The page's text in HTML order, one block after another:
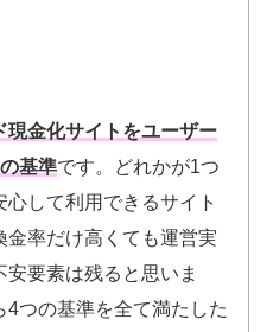
現金化サイトをユーザー
基準です。
どれかが1つ
して利用できるサイト
金率だけ高くても運営実
要素は残ると思いま
つの基準を全て満たした